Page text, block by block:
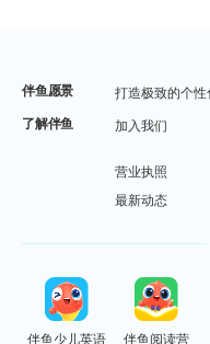
伴鱼愿景
打造极致的个性
了解伴鱼
加入我们
营业执照
最新动态
伴鱼少儿英语 伴鱼阅读营